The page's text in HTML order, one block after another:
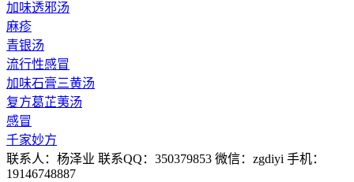
加味透邪汤
麻疹
青银汤
流行性感冒
加味石膏三黄汤
复方葛芷荑汤
感冒
千家妙方
联系人：杨泽业 联系QQ：350379853 微信：zgdiyi 手机：
19146748887